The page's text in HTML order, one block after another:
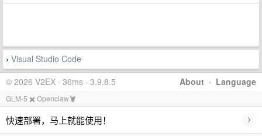
› Visual Studio Code
About · Language
© 2026 V2EX · 36ms · 3.9.8.5
GLM-5 ✖️ Openclaw🦞
快速部署，马上就能使用！ ›